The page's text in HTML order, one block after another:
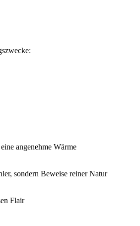
angenehme Wärme
sondern Beweise reiner Natur
Flair